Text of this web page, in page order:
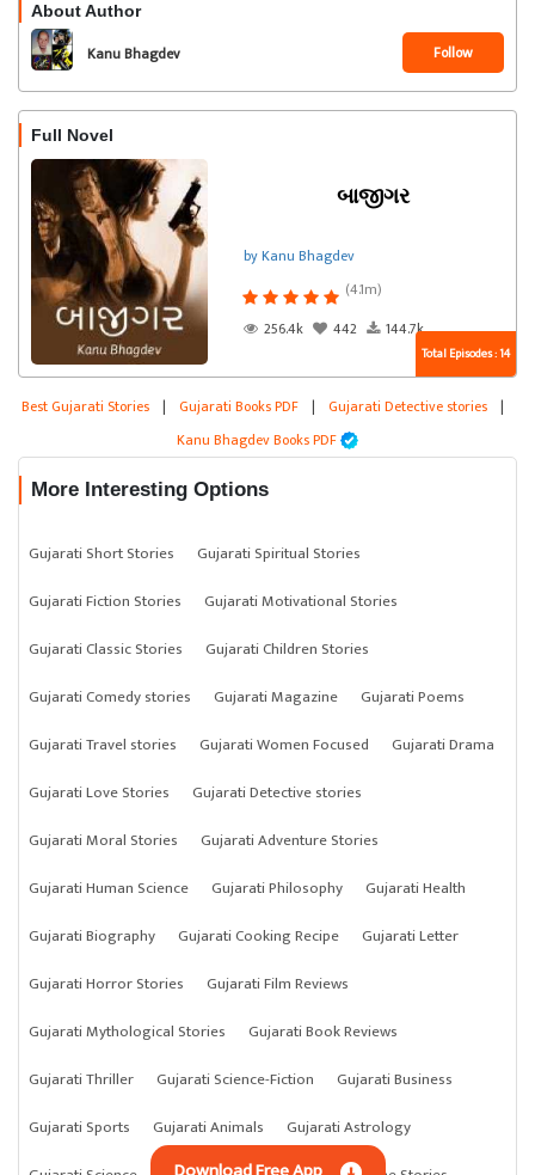
About Author
Kanu Bhagdev Follow
Full Novel
બાજીગર
by Kanu Bhagdev
(4.1m)
256.4k
442 144.7k
Total Episodes : 14
Best Gujarati Stories | Gujarati Books PDF | Gujarati Detective stories |
Kanu Bhagdev Books PDF
More Interesting Options
Gujarati Short Stories
Gujarati Spiritual Stories
Gujarati Fiction Stories
Gujarati Motivational Stories
Gujarati Classic Stories
Gujarati Children Stories
Gujarati Comedy stories
Gujarati Magazine
Gujarati Poems
Gujarati Travel stories
Gujarati Women Focused
Gujarati Drama
Gujarati Love Stories
Gujarati Detective stories
Gujarati Moral Stories
Gujarati Adventure Stories
Gujarati Human Science
Gujarati Philosophy
Gujarati Health
Gujarati Biography
Gujarati Cooking Recipe
Gujarati Letter
Gujarati Horror Stories
Gujarati Film Reviews
Gujarati Mythological Stories
Gujarati Book Reviews
Gujarati Thriller
Gujarati Science-Fiction
Gujarati Business
Gujarati Sports
Gujarati Animals
Gujarati Astrology